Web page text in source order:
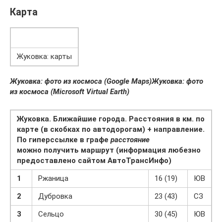
Карта
Жуковка: карты
Жуковка: фото из космоса (Google Maps)Жуковка: фото
из космоса (Microsoft Virtual Earth)
Жуковка. Ближайшие города. Расстояния в км. по
карте (в скобках по автодорогам) + направление.
По гиперссылке в графе расстояние
можно получить маршрут (информация любезно
предоставлено сайтом АвтоТрансИнфо)
1
Ржаница 16 (19)
ЮВ
2
Дубровка 23 (43)
СЗ
3
Сельцо 30 (45) ЮВ